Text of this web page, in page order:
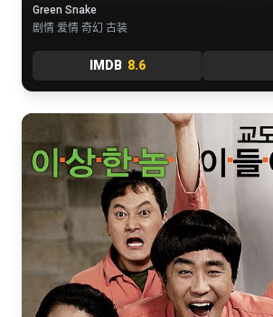
Green Snake
剧情 爱情 奇幻 古装
IMDB 8.6